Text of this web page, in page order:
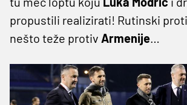
propustili realizirati! Rutinski
nešto teže protiv Armenije…